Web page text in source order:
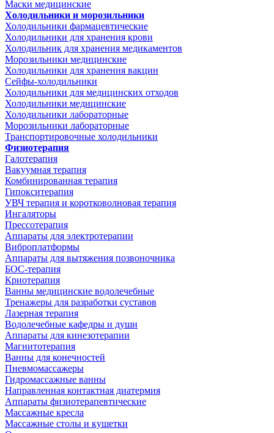
Маски медицинские
Холодильники и морозильники
Холодильники фармацевтические
Холодильники для хранения крови
Холодильник для хранения медикаментов
Морозильники медицинские
Холодильники для хранения вакцин
Сейфы-холодильники
Холодильники для медицинских отходов
Холодильники медицинские
Холодильники лабораторные
Морозильники лабораторные
Транспортировочные холодильники
Физиотерапия
Галотерапия
Вакуумная терапия
Комбинированная терапия
Гипокситерапия
УВЧ терапия и коротковолновая терапия
Ингаляторы
Прессотерапия
Аппараты для электротерапии
Виброплатформы
Аппараты для вытяжения позвоночника
БОС-терапия
Криотерапия
Ванны медицинские водолечебные
Тренажеры для разработки суставов
Лазерная терапия
Водолечебные кафедры и души
Аппараты для кинезотерапии
Магнитотерапия
Ванны для конечностей
Пневмомассажеры
Гидромассажные ванны
Направленная контактная диатермия
Аппараты физиотерапевтические
Массажные кресла
Массажные столы и кушетки